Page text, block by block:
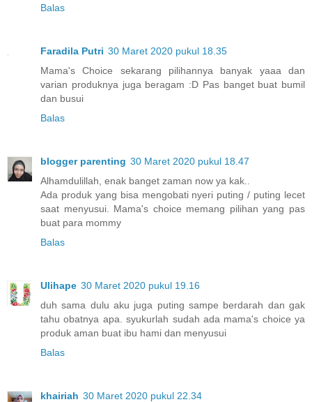
Balas
Faradila Putri 30 Maret 2020 pukul 18.35
Mama's Choice sekarang pilihannya banyak yaaa dan
varian produknya juga beragam :D Pas banget buat bumil
dan busui
Balas
blogger parenting 30 Maret 2020 pukul 18.47
Alhamdulillah, enak banget zaman now ya kak..
Ada produk yang bisa mengobati nyeri puting / puting lecet
saat menyusui. Mama's choice memang pilihan yang pas
buat para mommy
Balas
Ulihape 30 Maret 2020 pukul 19.16
duh sama dulu aku juga puting sampe berdarah dan gak
tahu obatnya apa. syukurlah sudah ada mama's choice ya
produk aman buat ibu hami dan menyusui
Balas
khairiah 30 Maret 2020 pukul 22.34